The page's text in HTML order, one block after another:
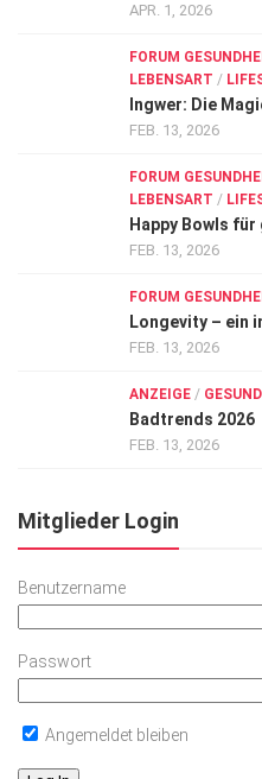
APR. 1, 2026
FORUM
LEBENSART /
Ingwer: Die
FEB. 13, 2026
FORUM
LEBENSART /
Happy Bowls
FEB. 13, 2026
FORUM
Longevity – ein
FEB. 13, 2026
ANZEIGE /
Badtrends 2026
FEB. 13, 2026
Mitglieder Login
Benutzername
Passwort
Angemeldet bleiben